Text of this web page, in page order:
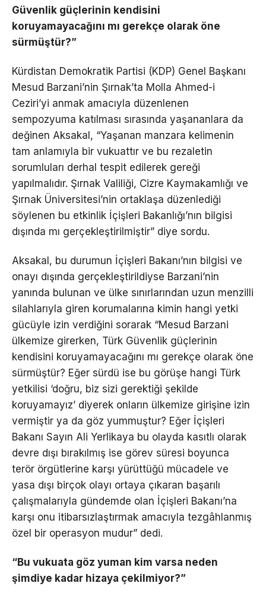
Güvenlik güçlerinin kendisini
koruyamayacağını mı gerekçe olarak öne
sürmüştür?”
Kürdistan Demokratik Partisi (KDP) Genel Başkanı
Mesud Barzani’nin Şırnak’ta Molla Ahmed-i
Ceziri’yi anmak amacıyla düzenlenen
sempozyuma katılması sırasında yaşananlara da
değinen Aksakal, “Yaşanan manzara kelimenin
tam anlamıyla bir vukuattır ve bu rezaletin
sorumluları derhal tespit edilerek gereği
yapılmalıdır. Şırnak Valiliği, Cizre Kaymakamlığı ve
Şırnak Üniversitesi’nin ortaklaşa düzenlediği
söylenen bu etkinlik İçişleri Bakanlığı’nın bilgisi
dışında mı gerçekleştirilmiştir” diye sordu.
Aksakal, bu durumun İçişleri Bakanı’nın bilgisi ve
onayı dışında gerçekleştirildiyse Barzani’nin
yanında bulunan ve ülke sınırlarından uzun menzilli
silahlarıyla giren korumalarına kimin hangi yetki
gücüyle izin verdiğini sorarak “Mesud Barzani
ülkemize girerken, Türk Güvenlik güçlerinin
kendisini koruyamayacağını mı gerekçe olarak öne
sürmüştür? Eğer sürdü ise bu görüşe hangi Türk
yetkilisi ‘doğru, biz sizi gerektiği şekilde
koruyamayız’ diyerek onların ülkemize girişine izin
vermiştir ya da göz yummuştur? Eğer İçişleri
Bakanı Sayın Ali Yerlikaya bu olayda kasıtlı olarak
devre dışı bırakılmış ise görev süresi boyunca
terör örgütlerine karşı yürüttüğü mücadele ve
yasa dışı birçok olayı ortaya çıkaran başarılı
çalışmalarıyla gündemde olan İçişleri Bakanı’na
karşı onu itibarsızlaştırmak amacıyla tezgâhlanmış
özel bir operasyon mudur” dedi.
“Bu vukuata göz yuman kim varsa neden
şimdiye kadar hizaya çekilmiyor?”